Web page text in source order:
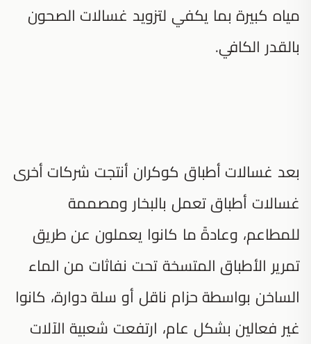
مياه كبيرة بما يكفي لتزويد غسالات الصحون
بالقدر الكافي.
بعد غسالات أطباق كوكران أنتجت شركات أخرى
غسالات أطباق تعمل بالبخار ومصممة
للمطاعم، وعادةً ما كانوا يعملون عن طريق
تمرير الأطباق المتسخة تحت نفاثات من الماء
الساخن بواسطة حزام ناقل أو سلة دوارة، كانوا
غير فعالين بشكل عام، ارتفعت شعبية الآلات